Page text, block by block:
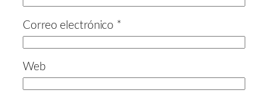
Correo electrónico *
Web